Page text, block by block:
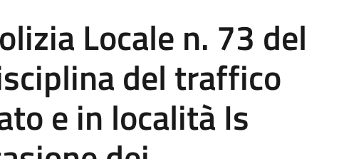
Locale n. 73 del
del traffico
e in località Is